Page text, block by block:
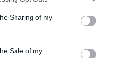
Sharing of my
Sale of my
Gjendja në pikat kufitare,